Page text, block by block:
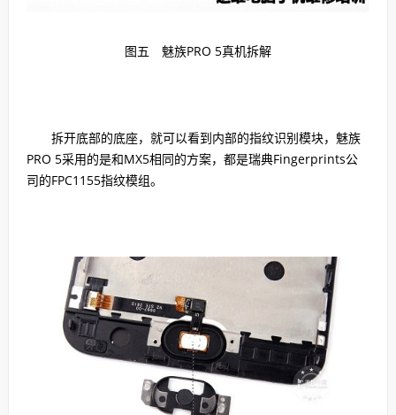
图五 魅族PRO 5真机拆解
拆开底部的底座，就可以看到内部的指纹识别模块，魅族
PRO 5采用的是和MX5相同的方案，都是瑞典Fingerprints公
司的FPC1155指纹模组。